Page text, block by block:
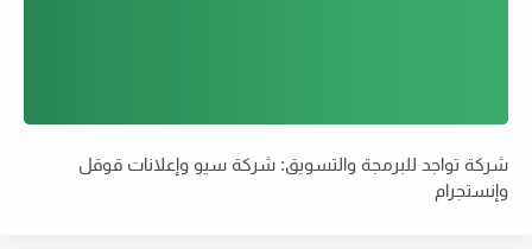
شركة تواجد للبرمجة والتسويق: شركة سيو وإعلانات قوقل
وإنستجرام